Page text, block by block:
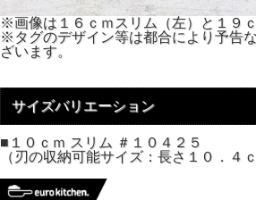
※画像は１６ｃｍスリム（左）と１９
※タグのデザイン等は都合により予告
ざいます。
サイズバリエーション
■１０ｃｍ スリム ＃１０４２５
（刃の収納可能サイズ：長さ１０．４